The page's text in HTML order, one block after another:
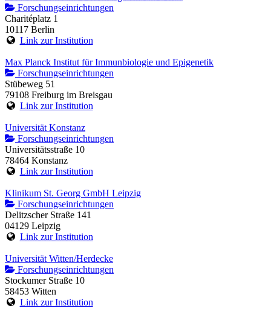
Forschungseinrichtungen
Charitéplatz 1
10117 Berlin
Link zur Institution
Max Planck Institut für Immunbiologie und Epigenetik
Forschungseinrichtungen
Stübeweg 51
79108 Freiburg im Breisgau
Link zur Institution
Universität Konstanz
Forschungseinrichtungen
Universitätsstraße 10
78464 Konstanz
Link zur Institution
Klinikum St. Georg GmbH Leipzig
Forschungseinrichtungen
Delitzscher Straße 141
04129 Leipzig
Link zur Institution
Universität Witten/Herdecke
Forschungseinrichtungen
Stockumer Straße 10
58453 Witten
Link zur Institution